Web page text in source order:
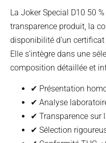
La Joker Special D10 50
transparence produit, la
disponibilité d’un
Elle s’intègre dans une
composition détaillée et
✔ Présentation
✔ Analyse
✔ Transparence sur
✔ Sélection